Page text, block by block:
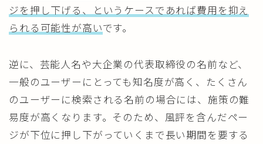
ジを押し下げる、というケースであれば費用を抑え
られる可能性が高いです。
逆に、芸能人名や大企業の代表取締役の名前など、
一般のユーザーにとっても知名度が高く、たくさん
のユーザーに検索される名前の場合には、施策の難
易度が高くなります。そのため、風評を含んだペー
ジが下位に押し下がっていくまで長い期間を要する